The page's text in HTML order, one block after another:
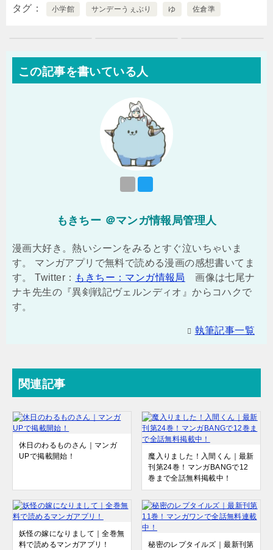
タグ 小学館 サンデーうぇぶり ゆ 佐倉準
この記事を書いている人
もきちー ＠マンガ情報局管理人
漫画大好き。熱いシーンをみるとすぐ泣いちゃいま
す。 マンガアプリで無料で読める漫画の感想書いてま
す。 Twitter： もきちー：マンガ情報局
画像は七尾ナ
ナキ先生の『異剣戦記ヴェルンディオ』からコハクで
す。
執筆記事一覧
関連記事
休日のわるものさん｜マンガ
UPで掲載開始！
魔入りました！入間くん｜最新
刊第24巻！マンガBANGで12
巻まで全話無料掲載中！
妖怪の嫁になりまして｜全巻無
料で読めるマンガアプリ！
秘密のレプタイルズ｜最新刊第